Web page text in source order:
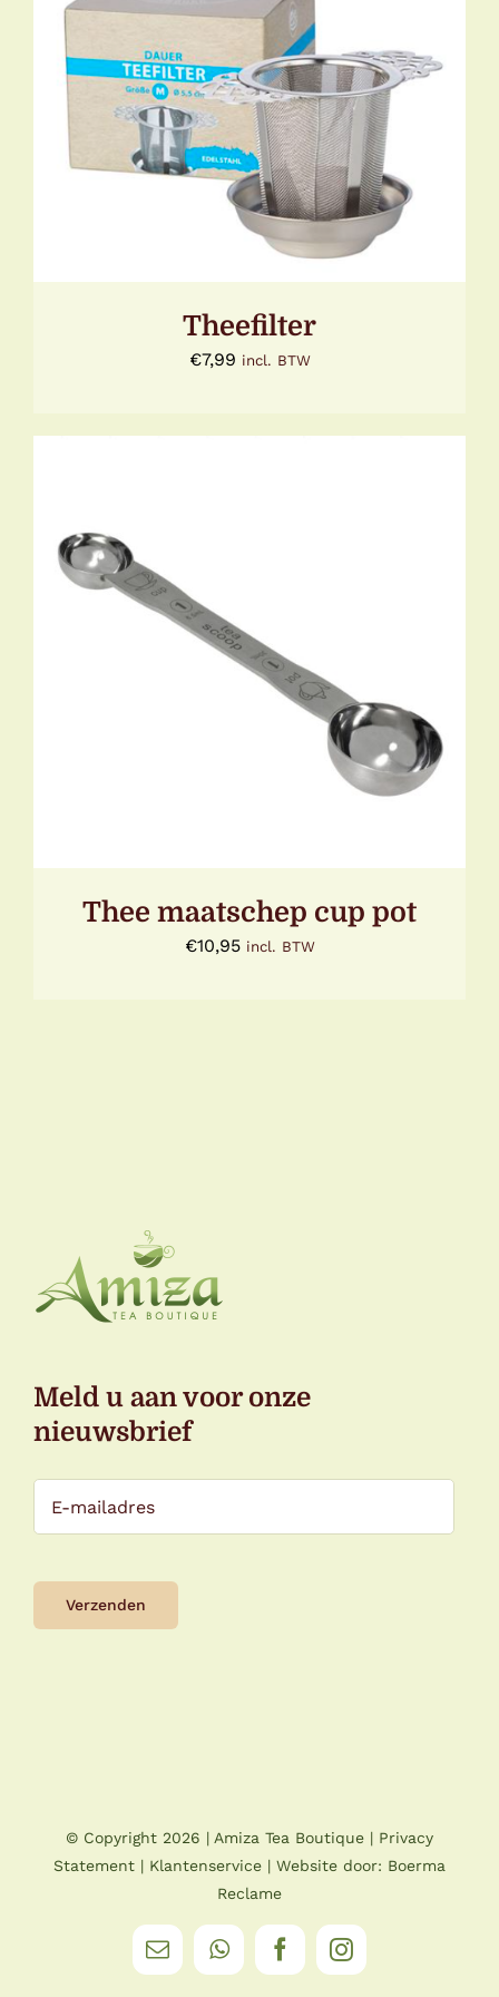
TOEVOEGEN AAN WINKELWAGEN
/
DETAILS
Theefilter
€7,99 incl. BTW
TOEVOEGEN AAN WINKELWAGEN
DETAILS
Thee maatschep cup pot
€10,95 incl. BTW
Meld u aan voor onze
nieuwsbrief
© Copyright 2026 | Amiza Tea Boutique | Privacy
Statement | Klantenservice | Website door: Boerma
Reclame
E-
WhatsAppFacebookInstagram